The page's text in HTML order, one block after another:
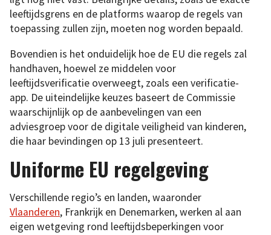
leeftijdsgrens en de platforms waarop de regels van
toepassing zullen zijn, moeten nog worden bepaald.
Bovendien is het onduidelijk hoe de EU die regels zal
handhaven, hoewel ze middelen voor
leeftijdsverificatie overweegt, zoals een verificatie-
app. De uiteindelijke keuzes baseert de Commissie
waarschijnlijk op de aanbevelingen van een
adviesgroep voor de digitale veiligheid van kinderen,
die haar bevindingen op 13 juli presenteert.
Uniforme EU regelgeving
Verschillende regio’s en landen, waaronder
Vlaanderen, Frankrijk en Denemarken, werken al aan
eigen wetgeving rond leeftijdsbeperkingen voor